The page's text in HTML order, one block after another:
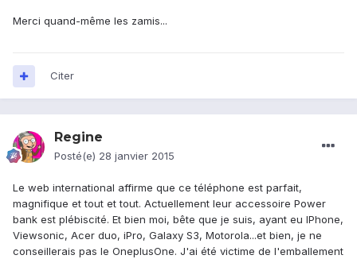
Merci quand-même les zamis...
Citer
Regine
Posté(e) 28 janvier 2015
Le web international affirme que ce téléphone est parfait,
magnifique et tout et tout. Actuellement leur accessoire Power
bank est plébiscité. Et bien moi, bête que je suis, ayant eu IPhone,
Viewsonic, Acer duo, iPro, Galaxy S3, Motorola...et bien, je ne
conseillerais pas le OneplusOne. J'ai été victime de l'emballement